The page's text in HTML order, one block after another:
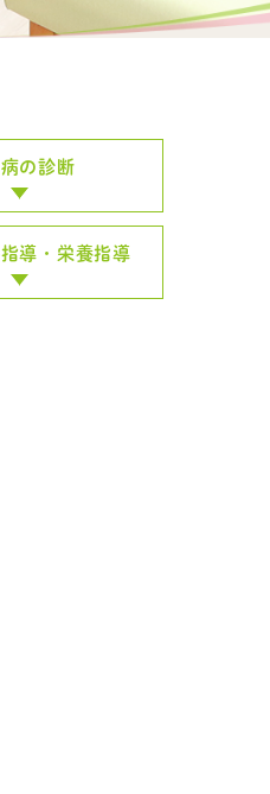
の診断
導・ 栄養指導